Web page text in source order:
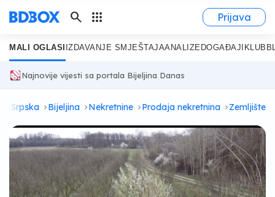
search apps Prijava
MALI OGLASI IZDAVANJE SMJEŠTAJAANALIZE DOGAĐAJI KLUB
Najnovije vijesti sa portala Bijeljina Danas
Srpska Bijeljina Nekretnine Prodaja nekretnina Zemljište